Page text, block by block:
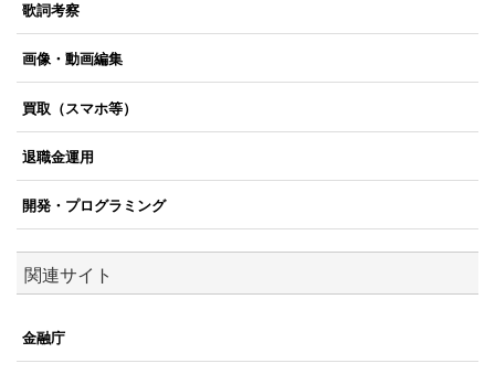
歌詞考察
画像・動画編集
買取（スマホ等）
退職金運用
開発・プログラミング
関連サイト
金融庁